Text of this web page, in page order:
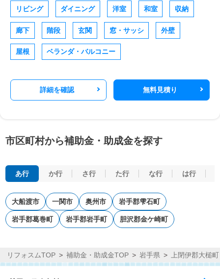
リビング ダイニング 洋室 和室 収納
廊下 階段 玄関 窓・サッシ 外壁
屋根 ベランダ・バルコニー
詳細を確認 無料見積り
市区町村から補助金・助成金を探す
あ行 か行 さ行 た行 な行 は行
大船渡市 一関市 奥州市 岩手郡雫石町
岩手郡葛巻町 岩手郡岩手町 胆沢郡金ケ崎町
リフォスムTOP 補助金・助成金TOP 岩手県 上閉伊郡大槌町